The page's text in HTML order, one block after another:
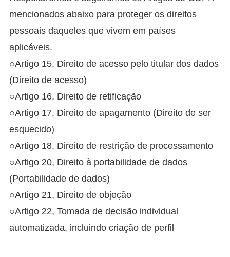
mencionados abaixo para proteger os direitos
pessoais daqueles que vivem em países
aplicáveis.
○Artigo 15, Direito de acesso pelo titular dos dados
(Direito de acesso)
○Artigo 16, Direito de retificação
○Artigo 17, Direito de apagamento (Direito de ser
esquecido)
○Artigo 18, Direito de restrição de processamento
○Artigo 20, Direito à portabilidade de dados
(Portabilidade de dados)
○Artigo 21, Direito de objeção
○Artigo 22, Tomada de decisão individual
automatizada, incluindo criação de perfil